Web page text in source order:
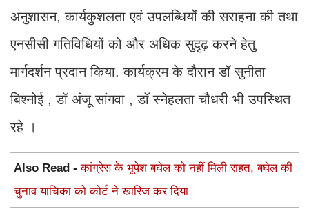
अनुशासन, कार्यकुशलता एवं उपलब्धियों की सराहना की तथा
एनसीसी गतिविधियों को और अधिक सुदृढ़ करने हेतु
मार्गदर्शन प्रदान किया. कार्यक्रम के दौरान डॉ सुनीता
बिश्नोई , डॉ अंजू सांगवा , डॉ स्नेहलता चौधरी भी उपस्थित
रहे ।
Also Read -कांग्रेस के भूपेश बघेल को नहीं मिली राहत, बघेल की
चुनाव याचिका को कोर्ट ने खारिज कर दिया